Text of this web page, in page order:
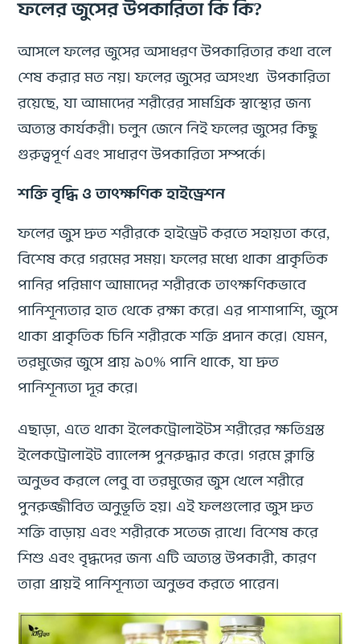
ফলের জুসের উপকারিতা কি কি?
আসলে ফলের জুসের অসাধরণ উপকারিতার কথা বলে
শেষ করার মত নয়। ফলের জুসের অসংখ্য উপকারিতা
রয়েছে, যা আমাদের শরীরের সামগ্রিক স্বাস্থ্যের জন্য
অত্যন্ত কার্যকরী। চলুন জেনে নিই ফলের জুসের কিছু
গুরুত্বপূর্ণ এবং সাধারণ উপকারিতা সম্পর্কে।
শক্তি বৃদ্ধি ও তাৎক্ষণিক হাইড্রেশন
ফলের জুস দ্রুত শরীরকে হাইড্রেট করতে সহায়তা করে,
বিশেষ করে গরমের সময়। ফলের মধ্যে থাকা প্রাকৃতিক
পানির পরিমাণ আমাদের শরীরকে তাৎক্ষণিকভাবে
পানিশূন্যতার হাত থেকে রক্ষা করে। এর পাশাপাশি, জুসে
থাকা প্রাকৃতিক চিনি শরীরকে শক্তি প্রদান করে। যেমন,
তরমুজের জুসে প্রায় ৯০% পানি থাকে, যা দ্রুত
পানিশূন্যতা দূর করে।
এছাড়া, এতে থাকা ইলেকট্রোলাইটস শরীরের ক্ষতিগ্রস্ত
ইলেকট্রোলাইট ব্যালেন্স পুনরুদ্ধার করে। গরমে ক্লান্তি
অনুভব করলে লেবু বা তরমুজের জুস খেলে শরীরে
পুনরুজ্জীবিত অনুভূতি হয়। এই ফলগুলোর জুস দ্রুত
শক্তি বাড়ায় এবং শরীরকে সতেজ রাখে। বিশেষ করে
শিশু এবং বৃদ্ধদের জন্য এটি অত্যন্ত উপকারী, কারণ
তারা প্রায়ই পানিশূন্যতা অনুভব করতে পারেন।